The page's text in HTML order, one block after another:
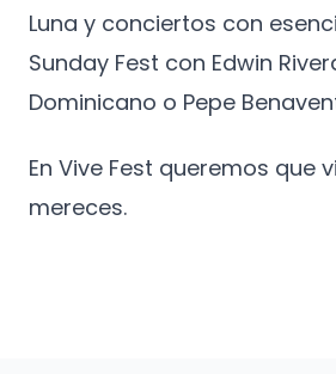
Luna y conciertos con
Sunday Fest con Edwin
Dominicano o Pepe
En Vive Fest queremos que
mereces.